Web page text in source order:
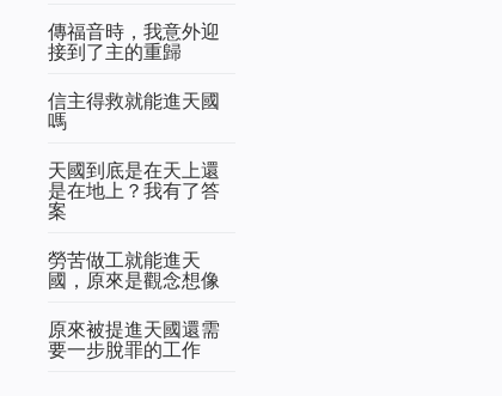
傳福音時，我意外迎
接到了主的重歸
信主得救就能進天國
嗎
天國到底是在天上還
是在地上？我有了答
案
勞苦做工就能進天
國，原來是觀念想像
原來被提進天國還需
要一步脫罪的工作